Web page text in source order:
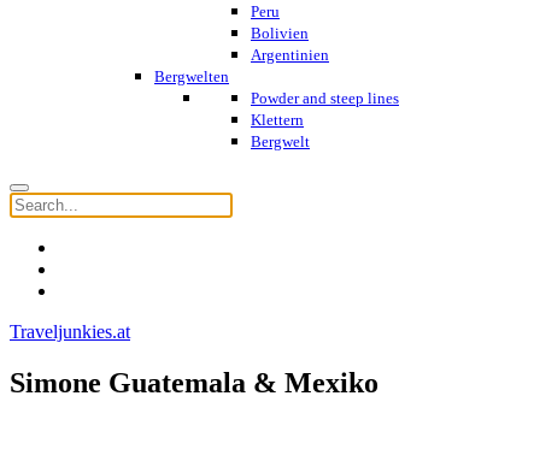
Peru
Bolivien
Argentinien
Bergwelten
Powder and steep lines
Klettern
Bergwelt
Traveljunkies.at
Simone Guatemala & Mexiko